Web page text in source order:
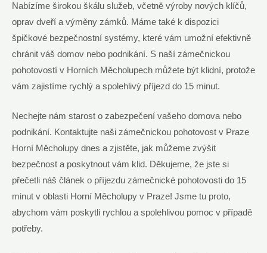
Nabízíme širokou škálu služeb, včetně výroby nových klíčů,
oprav dveří a výměny zámků. Máme také k dispozici
špičkové bezpečnostní⁣ systémy, které vám umožní efektivně​
chránit váš domov nebo​ podnikání. S naší zámečnickou
pohotovostí v Horních Měcholupech můžete být klidní, protože
vám zajistíme rychlý a spolehlivý příjezd do 15 minut.
Nechejte nám starost o zabezpečení vašeho domova nebo
podnikání. Kontaktujte ‍naši zámečnickou pohotovost v Praze
Horní Měcholupy ‍dnes a zjistěte, jak můžeme ​zvýšit
bezpečnost a poskytnout vám ⁣klid. Děkujeme, že​ jste si
přečetli náš‍ článek o příjezdu zámečnické pohotovosti do 15
minut v oblasti Horní Měcholupy v Praze! Jsme tu proto,
abychom vám poskytli rychlou a spolehlivou ⁣pomoc v případě
potřeby.